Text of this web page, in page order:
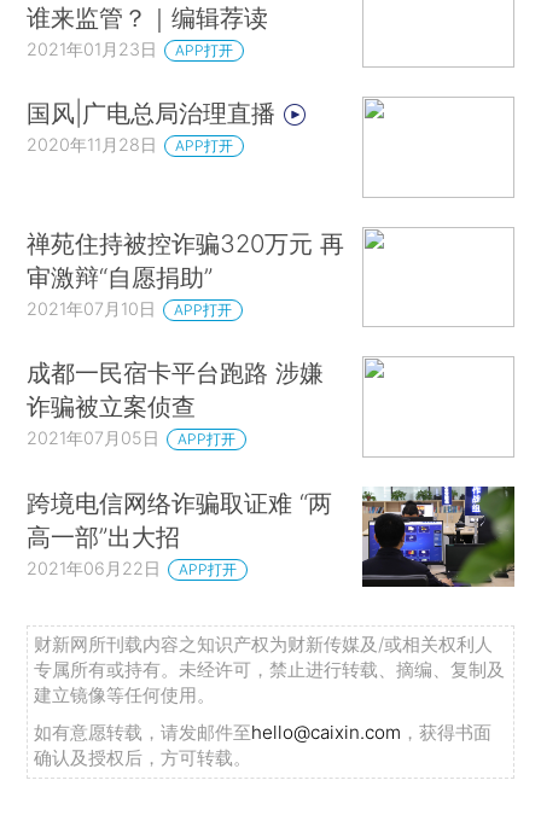
谁来监管？｜编辑荐读
2021年01月23日 APP打开
国风|广电总局治理直播
2020年11月28日 APP打开
禅苑住持被控诈骗320万元 再
审激辩“自愿捐助”
2021年07月10日 APP打开
成都一民宿卡平台跑路 涉嫌
诈骗被立案侦查
2021年07月05日 APP打开
跨境电信网络诈骗取证难 “两
高一部”出大招
2021年06月22日 APP打开
财新网所刊载内容之知识产权为财新传媒及/或相关权利人
专属所有或持有。未经许可，禁止进行转载、摘编、复制及
建立镜像等任何使用。
如有意愿转载，请发邮件至hello@caixin.com ，获得书面
确认及授权后，方可转载。